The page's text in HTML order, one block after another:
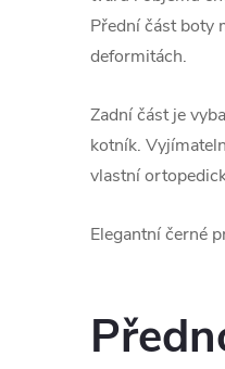
Přední část boty
deformitách.
Zadní část je
kotník.
vlastní
Elegantní černé